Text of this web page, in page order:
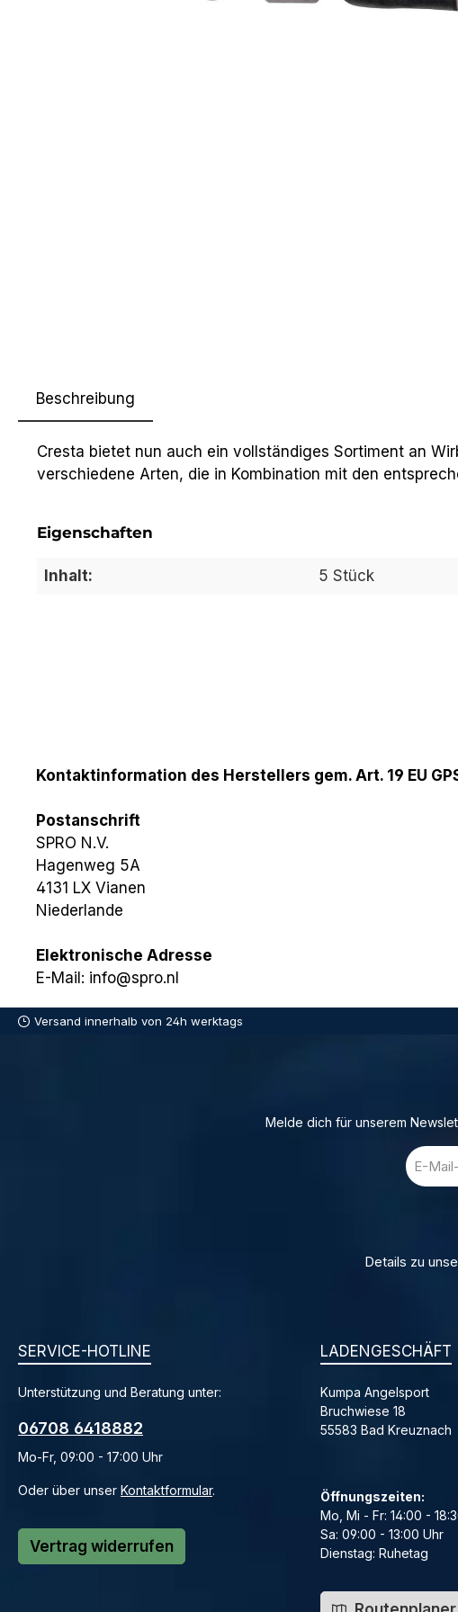
Beschreibung
Cresta bietet nun auch ein vollständiges Sortiment an
verschiedene Arten, die in Kombination mit den
Eigenschaften
Inhalt: 5 Stück
Kontaktinformation des Herstellers gem. Art. 19 EU
Postanschrift
SPRO N.V.
Hagenweg 5A
4131 LX Vianen
Niederlande
Elektronische Adresse
E-Mail: info@spro.nl
Versand innerhalb von 24h werktags
Melde dich für unserem
E-
Mail-
Details zu
SERVICE-HOTLINE
Unterstützung und Beratung unter:
06708 6418882
Mo-Fr, 09:00 - 17:00 Uhr
Oder über unser Kontaktformular.
Vertrag widerrufen
LADENGESCHÄFT
Kumpa Angelsport
Bruchwiese 18
55583 Bad Kreuznach
Öffnungszeiten:
Mo, Mi - Fr: 14:00 -
Sa: 09:00 - 13:00 Uhr
Dienstag: Ruhetag